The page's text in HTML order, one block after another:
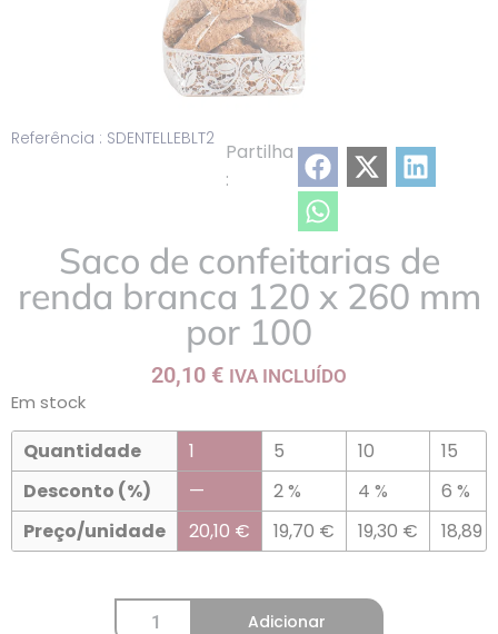
Referência : SDENTELLEBLT2
Partilha
:
Saco de confeitarias de
renda branca 120 x 260 mm
por 100
20,10 € IVA INCLUÍDO
Em stock
Quantidade
Desconto (%)
Preço/unidade
1
—
20,10 €
5
2 %
19,70 €
10
4 %
19,30 €
15
6 %
18,89
Adicionar